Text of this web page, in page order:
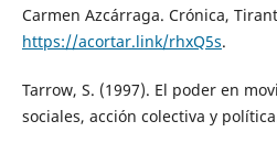
Carmen Azcárraga. Crónica,
https://acortar.link/rhxQ5s.
Tarrow, S. (1997). El poder en
sociales, acción colectiva y